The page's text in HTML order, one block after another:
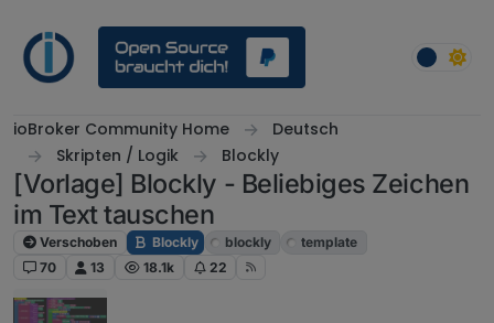
ioBroker Community Home
Deutsch
Skripten / Logik
Blockly
[Vorlage] Blockly - Beliebiges Zeichen
im Text tauschen
Verschoben Blockly blockly
template
70
13 18.1k 22